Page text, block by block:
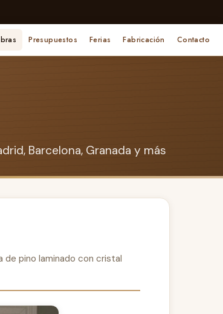
Presupuestos Ferias Fabricación Contacto
Barcelona, Granada y más
de pino laminado con cristal